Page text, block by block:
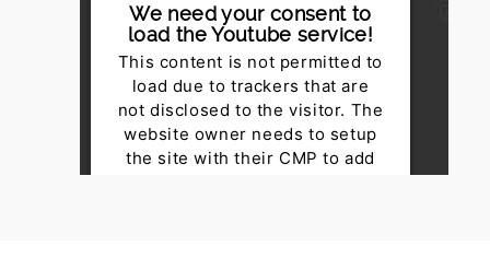
We need your consent to
load the Youtube service!
This content is not permitted to
load due to trackers that are
not disclosed to the visitor. The
website owner needs to setup
the site with their CMP to add